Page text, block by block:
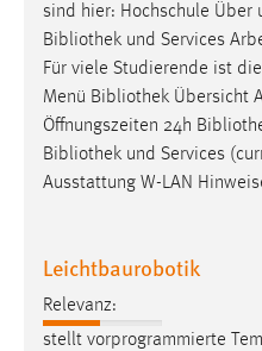
sind hier: Hochschule Über
Bibliothek und Services
Für viele Studierende ist die
Menü Bibliothek Übersicht
Öffnungszeiten 24h
Bibliothek und Services
Ausstattung W-LAN
Leichtbaurobotik
Relevanz:
stellt vorprogrammierte
YouTube
Vimeo